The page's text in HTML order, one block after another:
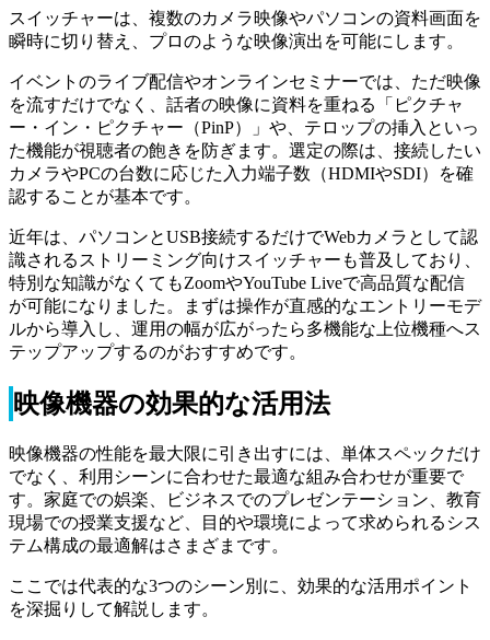
スイッチャーは、複数のカメラ映像やパソコンの資料画面を
瞬時に切り替え、プロのような映像演出を可能にします。
イベントのライブ配信やオンラインセミナーでは、ただ映像
を流すだけでなく、話者の映像に資料を重ねる「ピクチャ
ー・イン・ピクチャー（PinP）」や、テロップの挿入といっ
た機能が視聴者の飽きを防ぎます。選定の際は、接続したい
カメラやPCの台数に応じた入力端子数（HDMIやSDI）を確
認することが基本です。
近年は、パソコンとUSB接続するだけでWebカメラとして認
識されるストリーミング向けスイッチャーも普及しており、
特別な知識がなくてもZoomやYouTube Liveで高品質な配信
が可能になりました。まずは操作が直感的なエントリーモデ
ルから導入し、運用の幅が広がったら多機能な上位機種へス
テップアップするのがおすすめです。
映像機器の効果的な活用法
映像機器の性能を最大限に引き出すには、単体スペックだけ
でなく、利用シーンに合わせた最適な組み合わせが重要で
す。家庭での娯楽、ビジネスでのプレゼンテーション、教育
現場での授業支援など、目的や環境によって求められるシス
テム構成の最適解はさまざまです。
ここでは代表的な3つのシーン別に、効果的な活用ポイント
を深掘りして解説します。